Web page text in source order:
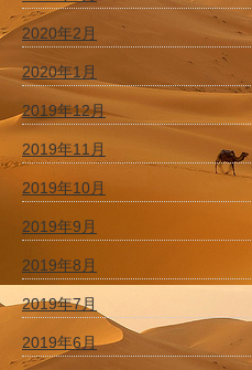
2020年2月
2020年1月
2019年12月
2019年11月
2019年10月
2019年9月
2019年8月
2019年7月
2019年6月